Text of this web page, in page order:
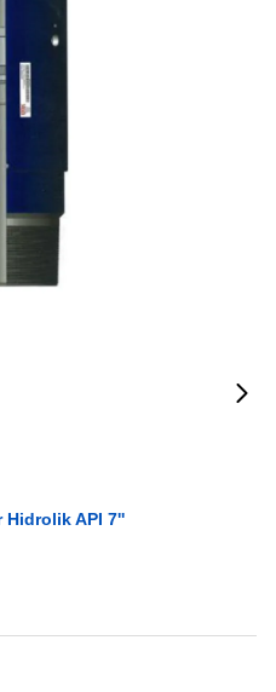
Hidrolik API 7''